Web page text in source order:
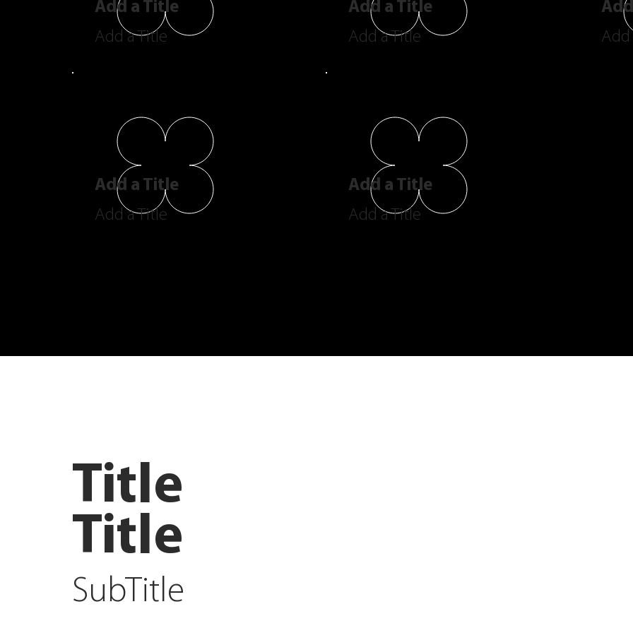
Add a Title
Add a Title
Add a Title
Add a Title
Add
Add a Title
Add a Title
Add a Title
Add a Title
Title
Title
SubTitle